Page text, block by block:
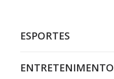
ESPORTES
ENTRETENIMENTO